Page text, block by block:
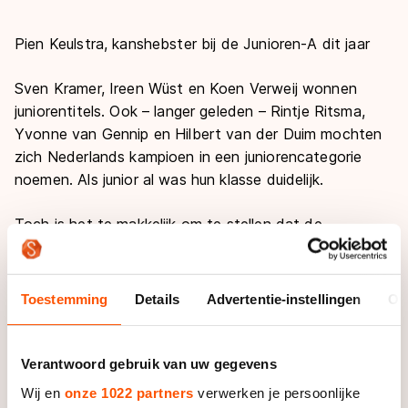
Toestemming Details Advertentie-instellingen
Verantwoord gebruik van uw gegevens
Wij en onze 1022 partners verwerken je persoonlijke
Pien Keulstra, kanshebster bij de Junioren-A dit jaar
Sven Kramer, Ireen Wüst en Koen Verweij wonnen
juniorentitels. Ook – langer geleden – Rintje Ritsma,
Yvonne van Gennip en Hilbert van der Duim mochten
zich Nederlands kampioen in een juniorencategorie
noemen. Als junior al was hun klasse duidelijk.
Toch is het te makkelijk om te stellen dat de
juniorenkampioenschappen laten zien wie de
allrounders van de toekomst zijn. Het is leuk om de
erelijsten er bij te pakken en vast te stellen dat
valt over de richting van hun schaatscarrière daarna.